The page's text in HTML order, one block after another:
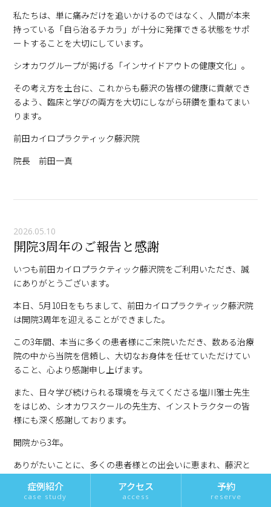
私たちは、単に痛みだけを追いかけるのではなく、人間が本来
持っている「自ら治るチカラ」が十分に発揮できる状態をサポ
ートすることを大切にしています。
シオカワグループが掲げる「インサイドアウトの健康文化」。
その考え方を土台に、これからも藤沢の皆様の健康に貢献でき
るよう、臨床と学びの両方を大切にしながら研鑽を重ねてまい
ります。
前田カイロプラクティック藤沢院
院長 前田一真
2026.05.10
開院3周年のご報告と感謝
いつも前田カイロプラクティック藤沢院をご利用いただき、誠
にありがとうございます。
本日、5月10日をもちまして、前田カイロプラクティック藤沢院
は開院3周年を迎えることができました。
この3年間、本当に多くの患者様にご来院いただき、数ある治療
院の中から当院を信頼し、大切なお身体を任せていただけてい
ること、心より感謝申し上げます。
また、日々学び続けられる環境を与えてくださる塩川雅士先生
をはじめ、シオカワスクールの先生方、インストラクターの皆
様にも深く感謝しております。
開院から3年。
ありがたいことに、多くの患者様との出会いに恵まれ、藤沢と
うものが広がってきていることを日々感じています。
症例紹介
case study
アクセス
access
予約
reserve